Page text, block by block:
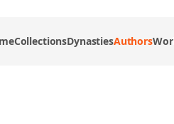
CollectionsDynastiesAuthors